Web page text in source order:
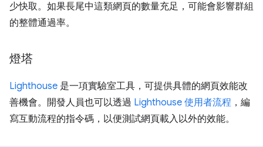
少快取。如果長尾中這類網頁的數量充足，可能會影響群組
的整體通過率。
燈塔
Lighthouse 是一項實驗室工具，可提供具體的網頁效能改
善機會。開發人員也可以透過 Lighthouse 使用者流程 ，編
寫互動流程的指令碼，以便測試網頁載入以外的效能。